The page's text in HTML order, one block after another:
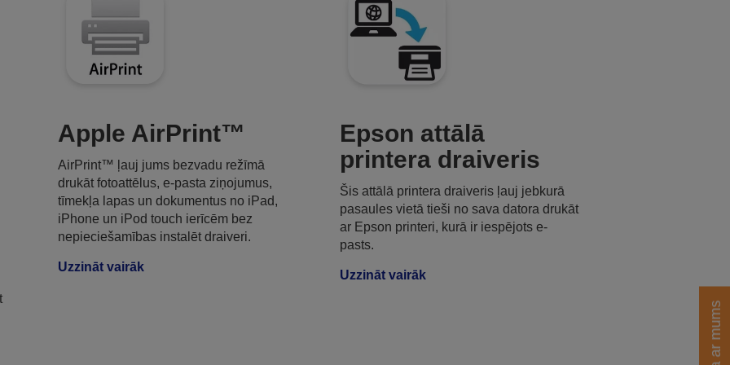
Apple AirPrint™
AirPrint™ ļauj jums bezvadu režīmā
drukāt fotoattēlus, e-pasta ziņojumus,
tīmekļa lapas un dokumentus no iPad,
iPhone un iPod touch ierīcēm bez
nepieciešamības instalēt draiveri.
Uzzināt vairāk
Epson attālā
printera draiveris
Šis attālā printera draiveris ļauj jebkurā
pasaules vietā tieši no sava datora drukāt
ar Epson printeri, kurā ir iespējots e-
pasts.
Uzzināt vairāk